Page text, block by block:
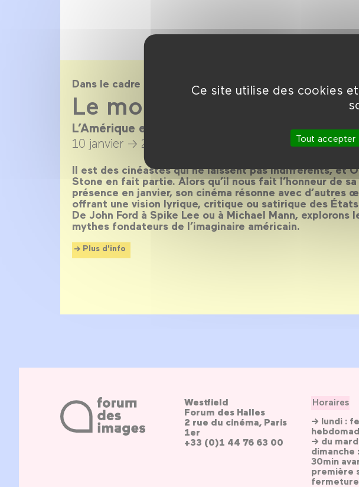
Ce site utilise des cookies
Tout accepter
Dans le cadre de
Le monde est Stone
L’Amérique en 80 films / en présence d’Oliver
10 janvier → 28 février 2018
Il est des cinéastes qui ne laissent pas indifférents, et
Stone en fait partie. Alors qu’il nous fait l’honneur de sa
présence en janvier, son cinéma résonne avec d’autres
offrant une vision lyrique, critique ou satirique des
De John Ford à Spike Lee ou à Michael Mann, explorons
mythes fondateurs de l’imaginaire américain.
Plus d'info
Westfield
Forum des Halles
2 rue du cinéma, Paris
1er
+33 (0)1 44 76 63 00
Horaires
→ lundi :
→ du
dimanche
30min
première